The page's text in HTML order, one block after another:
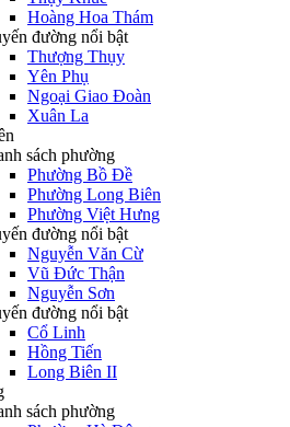
Hoàng Hoa Thám
đường nổi bật
Thượng Thụy
Yên Phụ
Ngoại Giao Đoàn
Xuân La
sách phường
Phường Bồ Đề
Phường Long Biên
Phường Việt Hưng
đường nổi bật
Nguyễn Văn Cừ
Vũ Đức Thận
Nguyễn Sơn
đường nổi bật
Cổ Linh
Hồng Tiến
Long Biên II
sách phường